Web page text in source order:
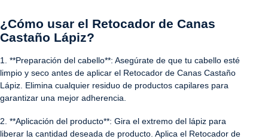
¿Cómo usar el Retocador de Canas
Castaño Lápiz?
1. **Preparación del cabello**: Asegúrate de que tu cabello esté
limpio y seco antes de aplicar el Retocador de Canas Castaño
Lápiz. Elimina cualquier residuo de productos capilares para
garantizar una mejor adherencia.
2. **Aplicación del producto**: Gira el extremo del lápiz para
liberar la cantidad deseada de producto. Aplica el Retocador de